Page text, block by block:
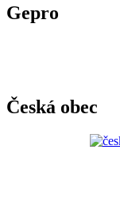
Gepro
Česká obec